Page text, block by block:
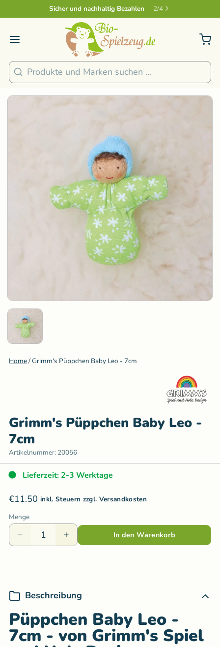
Sicher und nachhaltig Bezahlen 2/4
Suchen
Home/Grimm's Püppchen Baby Leo - 7cm
Grimm's Püppchen Baby Leo -
7cm
Artikelnummer: 20056
Lieferzeit: 2-3 Werktage
€11.50 inkl. Steuern zzgl. Versandkosten
Menge
In den Warenkorb
Beschreibung
Püppchen Baby Leo -
7cm - von Grimm's Spiel